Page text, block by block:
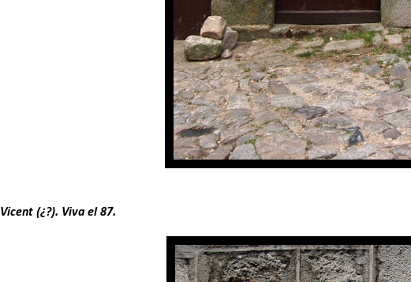
Vicent (¿?). Viva el 87.